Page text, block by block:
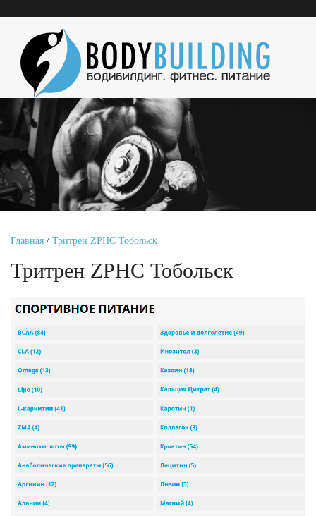
Главная / Тритрен ZPHC Тобольск
Тритрен ZPHC Тобольск